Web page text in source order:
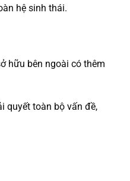
hệ sinh thái.
hữu bên ngoài có thêm
quyết toàn bộ vấn đề,